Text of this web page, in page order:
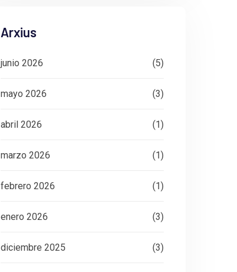
Arxius
junio 2026 (5)
mayo 2026 (3)
abril 2026 (1)
marzo 2026 (1)
febrero 2026 (1)
enero 2026 (3)
diciembre 2025 (3)